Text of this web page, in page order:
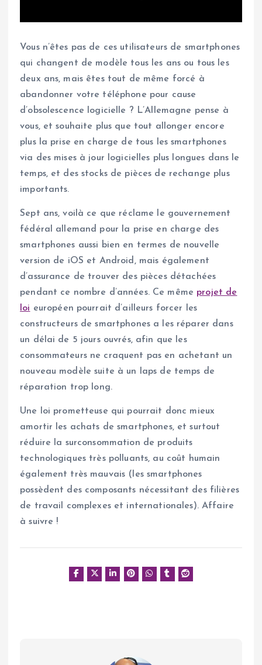
Vous n’êtes pas de ces utilisateurs de smartphones
qui changent de modèle tous les ans ou tous les
deux ans, mais êtes tout de même forcé à
abandonner votre téléphone pour cause
d’obsolescence logicielle ? L’Allemagne pense à
vous, et souhaite plus que tout allonger encore
plus la prise en charge de tous les smartphones
via des mises à jour logicielles plus longues dans le
temps, et des stocks de pièces de rechange plus
importants.
Sept ans, voilà ce que réclame le gouvernement
fédéral allemand pour la prise en charge des
smartphones aussi bien en termes de nouvelle
version de iOS et Android, mais également
d’assurance de trouver des pièces détachées
pendant ce nombre d’années. Ce même projet de
loi européen pourrait d’ailleurs forcer les
constructeurs de smartphones a les réparer dans
un délai de 5 jours ouvrés, afin que les
consommateurs ne craquent pas en achetant un
nouveau modèle suite à un laps de temps de
réparation trop long.
Une loi prometteuse qui pourrait donc mieux
amortir les achats de smartphones, et surtout
réduire la surconsommation de produits
technologiques très polluants, au coût humain
également très mauvais (les smartphones
possèdent des composants nécessitant des filières
de travail complexes et internationales). Affaire
à suivre !